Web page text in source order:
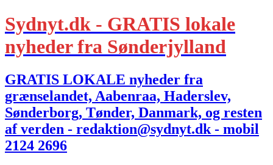
Sydnyt.dk - GRATIS lokale
nyheder fra Sønderjylland
GRATIS LOKALE nyheder fra
grænselandet, Aabenraa, Haderslev,
Sønderborg, Tønder, Danmark, og resten
af verden - redaktion@sydnyt.dk - mobil
2124 2696